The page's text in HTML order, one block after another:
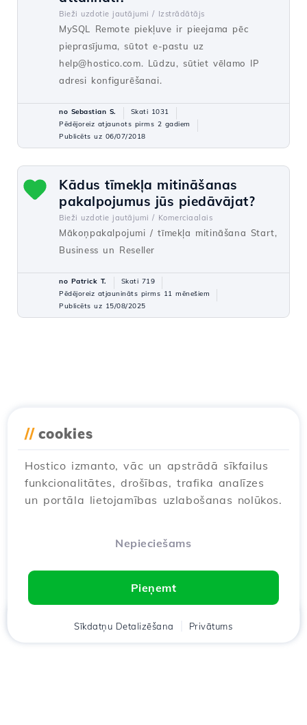
Bieži uzdotie jautājumi / Izstrādātājs
MySQL Remote piekļuve ir pieejama pēc
pieprasījuma, sūtot e-pastu uz
help@hostico.com. Lūdzu, sūtiet vēlamo IP
adresi konfigurēšanai.
no Sebastian S.
Skati 1031
Pēdējoreiz atjaunots pirms 2 gadiem
Publicēts uz 06/07/2018
Kādus tīmekļa mitināšanas
pakalpojumus jūs piedāvājat?
Bieži uzdotie jautājumi / Komerciaalais
Mākoņpakalpojumi / tīmekļa mitināšana Start,
Business un Reseller
no Patrick T.
Skati 719
Pēdējoreiz atjaunināts pirms 11 mēnešiem
Publicēts uz 15/08/2025
// cookies
Hostico izmanto, vāc un apstrādā sīkfailus
funkcionalitātes, drošības, trafika analīzes
un portāla lietojamības uzlabošanas nolūkos.
Nepieciešams
Pieņemt
Sīkdatņu Detalizēšana Privātums
Klients Groza Chat